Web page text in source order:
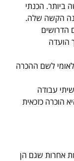
ביותר. הכנתי
הקשה שלה.
הדרושים
הועדה
לשם ההכרה
עבודה
הוכרה כזכאית
אחרות שגם הן